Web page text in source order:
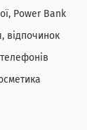
Power Bank
відпочинок